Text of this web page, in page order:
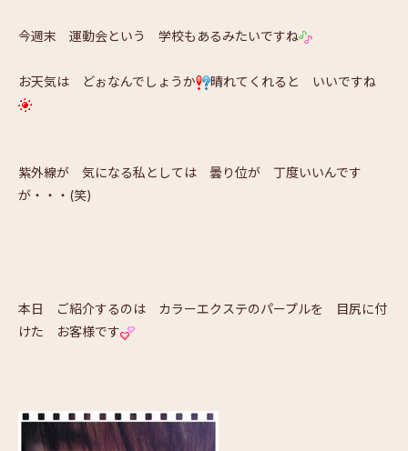
今週末 運動会という 学校もあるみたいですね
お天気は どぉなんでしょうか 晴れてくれると いいですね
紫外線が 気になる私としては 曇り位が 丁度いいんです
が・・・(笑)
本日 ご紹介するのは カラーエクステのパープルを 目尻に付
けた お客様です